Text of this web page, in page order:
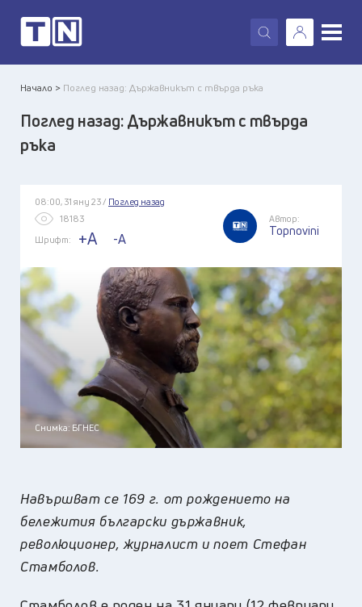
X
Начало > Поглед назад: Държавникът с твърда ръка
Поглед назад: Държавникът с твърда
ръка
08:00, 31 яну 23 / Поглед назад
18183
Шрифт:
+A -A
Автор:
Topnovini
Снимка: БГНЕС
Навършват се 169 г. от рождението на
бележития български държавник,
революционер, журналист и поет Стефан
Стамболов.